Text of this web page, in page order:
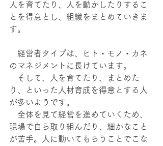
人を育てたり、人を動かしたりするこ
とを得意とし、組織をまとめていきま
す。
経営者タイプは、ヒト・モノ・カネ
のマネジメントに長けています。
そして、人を育てたり、まとめた
り、といった人材育成を得意とする人
が多いようです。
全体を見て経営を進めていくため、
現場で自ら取り組んだり、細かなこと
が苦手。人に動いてもらうことでこな